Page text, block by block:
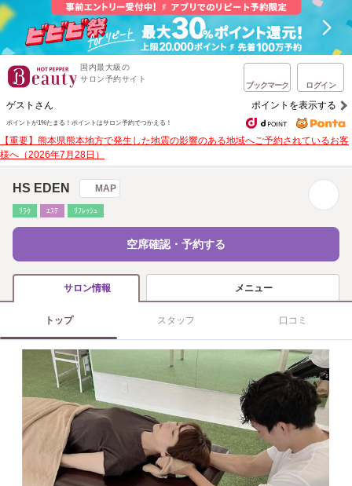
国内最大級の
サロン予約サイト
ブックマーク ログイン
ゲストさん ポイントを表示する
ポイントが1%たまる！ ポイントはサロン予約でつかえる！
【重要】熊本県熊本地方で発生した地震の影響のある地域へご予約されているお客
様へ（2026年7月28日）
HS EDEN MAP
ﾘﾗｸ ｴｽﾃ ﾘﾌﾚｯｼｭ
空席確認・予約する
サロン情報 メニュー
トップ スタッフ 口コミ